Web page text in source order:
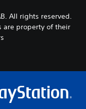
All rights reserved.
are property of their